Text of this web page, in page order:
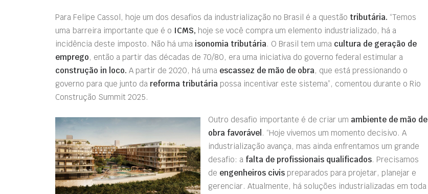
Para Felipe Cassol, hoje um dos desafios da industrialização no Brasil é a questão tributária. “Temos
uma barreira importante que é o ICMS, hoje se você compra um elemento industrializado, há a
incidência deste imposto. Não há uma isonomia tributária. O Brasil tem uma cultura de geração de
emprego, então a partir das décadas de 70/80, era uma iniciativa do governo federal estimular a
construção in loco. A partir de 2020, há uma escassez de mão de obra, que está pressionando o
governo para que junto da reforma tributária possa incentivar este sistema”, comentou durante o Rio
Construção Summit 2025.
Outro desafio importante é de criar um ambiente de mão de
obra favorável . “Hoje vivemos um momento decisivo. A
industrialização avança, mas ainda enfrentamos um grande
desafio: a falta de profissionais qualificados. Precisamos
de engenheiros civis preparados para projetar, planejar e
gerenciar. Atualmente, há soluções industrializadas em toda